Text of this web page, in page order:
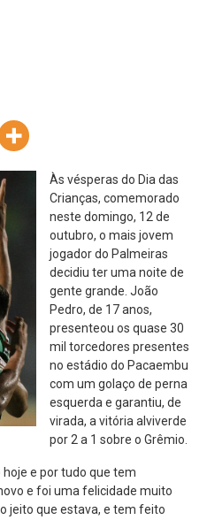
Às vésperas do Dia das
Crianças, comemorado
neste domingo, 12 de
outubro, o mais jovem
jogador do Palmeiras
decidiu ter uma noite de
gente grande. João
Pedro, de 17 anos,
presenteou os quase 30
mil torcedores presentes
no estádio do Pacaembu
com um golaço de perna
esquerda e garantiu, de
virada, a vitória alviverde
por 2 a 1 sobre o Grêmio.
e por tudo que tem
e foi uma felicidade muito
jeito que estava, e tem feito